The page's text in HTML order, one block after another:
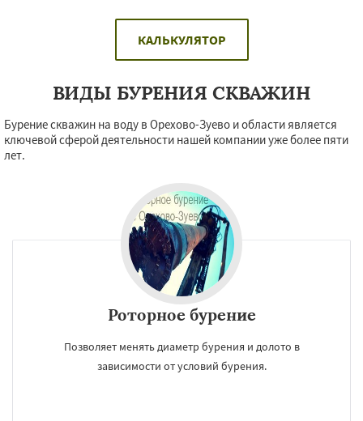
КАЛЬКУЛЯТОР
ВИДЫ БУРЕНИЯ СКВАЖИН
Бурение скважин на воду в Орехово-Зуево и области является
ключевой сферой деятельности нашей компании уже более пяти
лет.
Роторное бурение
Позволяет менять диаметр бурения и долото в
зависимости от условий бурения.